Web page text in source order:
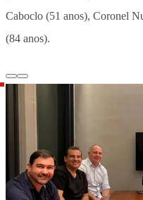
Caboclo (51 anos), Coronel
(84 anos).